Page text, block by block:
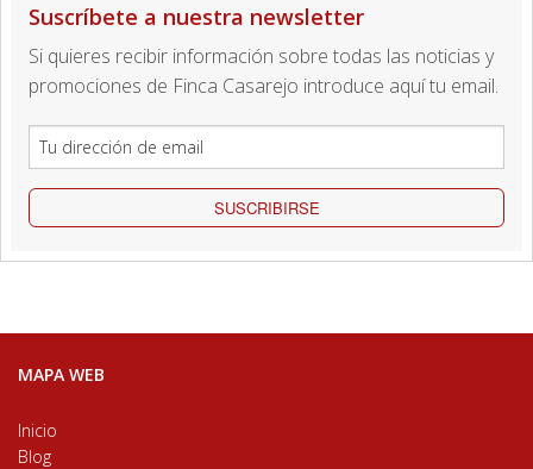
Suscríbete a nuestra newsletter
Si quieres recibir información sobre todas las noticias y
promociones de Finca Casarejo introduce aquí tu email.
SUSCRIBIRSE
MAPA WEB
Inicio
Blog